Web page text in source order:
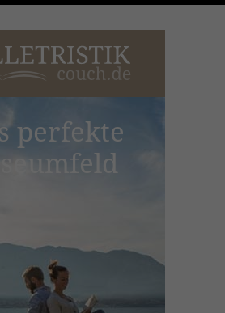
perfekte